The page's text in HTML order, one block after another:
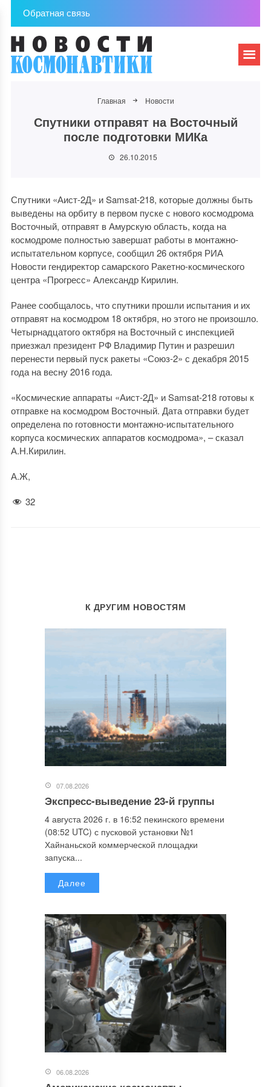
Обратная связь
Главная Новости
Спутники отправят на Восточный
после подготовки МИКа
26.10.2015
Спутники «Аист-2Д» и Samsat-218, которые должны быть
выведены на орбиту в первом пуске с нового космодрома
Восточный, отправят в Амурскую область, когда на
космодроме полностью завершат работы в монтажно-
испытательном корпусе, сообщил 26 октября РИА
Новости гендиректор самарского Ракетно-космического
центра «Прогресс» Александр Кирилин.
Ранее сообщалось, что спутники прошли испытания и их
отправят на космодром 18 октября, но этого не произошло.
Четырнадцатого октября на Восточный с инспекцией
приезжал президент РФ Владимир Путин и разрешил
перенести первый пуск ракеты «Союз-2» с декабря 2015
года на весну 2016 года.
«Космические аппараты «Аист-2Д» и Samsat-218 готовы к
отправке на космодром Восточный. Дата отправки будет
определена по готовности монтажно-испытательного
корпуса космических аппаратов космодрома», – сказал
А.Н.Кирилин.
А.Ж,
32
К ДРУГИМ НОВОСТЯМ
07.08.2026
Экспресс-выведение 23-й группы
4 августа 2026 г. в 16:52 пекинского времени
(08:52 UTC) с пусковой установки №1
Хайнаньской коммерческой площадки
запуска...
Далее
06.08.2026